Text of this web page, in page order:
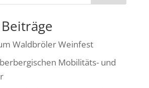
Waldbröler Weinfest
Mobilitäts- und